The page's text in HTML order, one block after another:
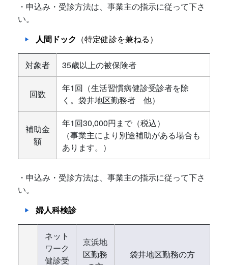
・申込み・受診方法は、事業主の指示に従って下さ
い。
人間ドック （特定健診を兼ねる）
対象者 35歳以上の被保険者
回数
年1回（生活習慣病健診受診者を除
く。袋井地区勤務者 他）
補助金
額
年1回30,000円まで（税込）
（事業主により別途補助がある場合も
あります。）
・申込み・受診方法は、事業主の指示に従って下さ
い。
婦人科検診
ネット
ワーク
健診受
京浜地
区勤務
袋井地区勤務の方